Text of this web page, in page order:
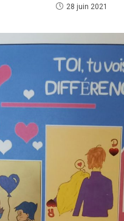
28 juin 2021